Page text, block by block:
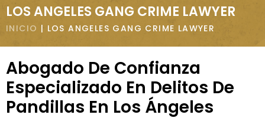
LOS ANGELES GANG CRIME LAWYER
INICIO | LOS ANGELES GANG CRIME LAWYER
Abogado De Confianza
Especializado En Delitos De
Pandillas En Los Ángeles